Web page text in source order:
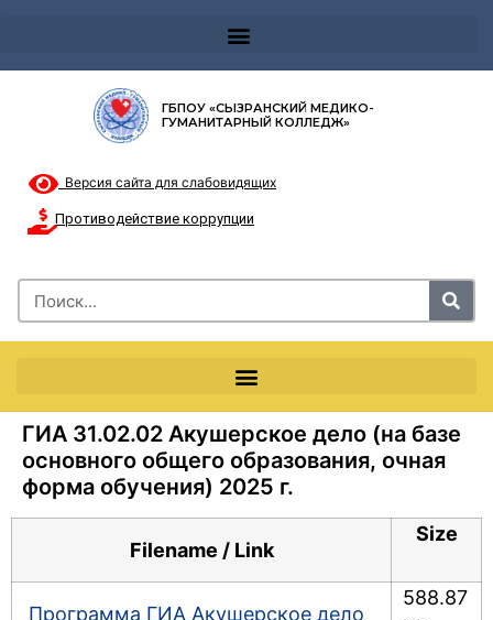
ГБПОУ «СЫЗРАНСКИЙ МЕДИКО-
ГУМАНИТАРНЫЙ КОЛЛЕДЖ»
Версия сайта для слабовидящих
Противодействие коррупции
ГИА 31.02.02 Акушерское дело (на базе
основного общего образования, очная
форма обучения) 2025 г.
Filename / Link
Size
Программа ГИА Акушерское дело
588.87